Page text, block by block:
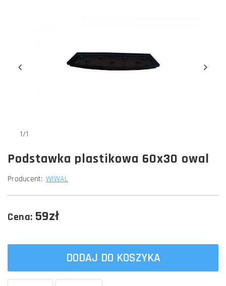
1/1
Podstawka plastikowa 60x30 owal
Producent: WIWAL
Cena: 59zł
DODAJ DO KOSZYKA